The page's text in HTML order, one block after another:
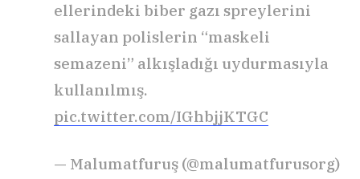
ellerindeki biber gazı spreylerini
sallayan polislerin “maskeli
semazeni” alkışladığı uydurmasıyla
kullanılmış.
pic.twitter.com/IGhbjjKTGC
— Malumatfuruş (@malumatfurusorg)